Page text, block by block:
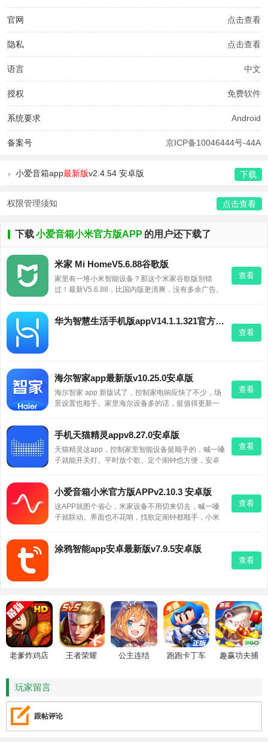
官网 点击查看
隐私 点击查看
语言 中文
授权 免费软件
系统要求 Android
备案号 京ICP备10046444号-44A
小爱音箱app最新版v2.4.54 安卓版 下载
权限管理须知 点击查看
下载小爱音箱小米官方版APP 的用户还下载了
米家 Mi HomeV5.6.88谷歌版
家里有一堆小米智能设备？那这个米家谷歌版别错
过！最新V5.6.88，比国内版更清爽，没有多余广告。
查看
华为智慧生活手机版appV14.1.1.321官方安卓版
查看
海尔智家app最新版v10.25.0安卓版
海尔智家 app 新版试了，控制家电响应快了不少，场
景设置也顺手。家里海尔设备多的话，挺值得更新一
查看
手机天猫精灵appv8.27.0安卓版
天猫精灵这app，控制家里智能设备挺顺手的，喊一嗓
子就能开关灯。平时放个歌、定个闹钟也方便，安卓
查看
小爱音箱小米官方版APPv2.10.3 安卓版
这APP就图个省心，米家设备不用切来切去，喊一嗓
子就联动。界面也不花哨，找歌定闹钟都顺手，小米
查看
涂鸦智能app安卓最新版v7.9.5安卓版
查看
老爹炸鸡店
王者荣耀 公主连结 跑跑卡丁车
趣赢功夫捕
玩家留言
跟帖评论